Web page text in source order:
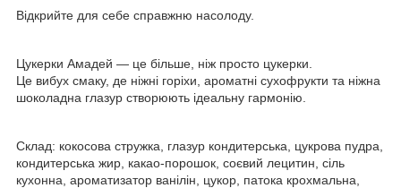
Відкрийте для себе справжню насолоду.
Цукерки Амадей — це більше, ніж просто цукерки.
Це вибух смаку, де ніжні горіхи, ароматні сухофрукти та ніжна
шоколадна глазур створюють ідеальну гармонію.
Склад: кокосова стружка, глазур кондитерська, цукрова пудра,
кондитерська жир, какао-порошок, соєвий лецитин, сіль
кухонна, ароматизатор ванілін, цукор, патока крохмальна,